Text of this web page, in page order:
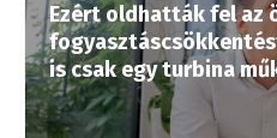
Ezért oldhatták fel az
is csak egy turbina